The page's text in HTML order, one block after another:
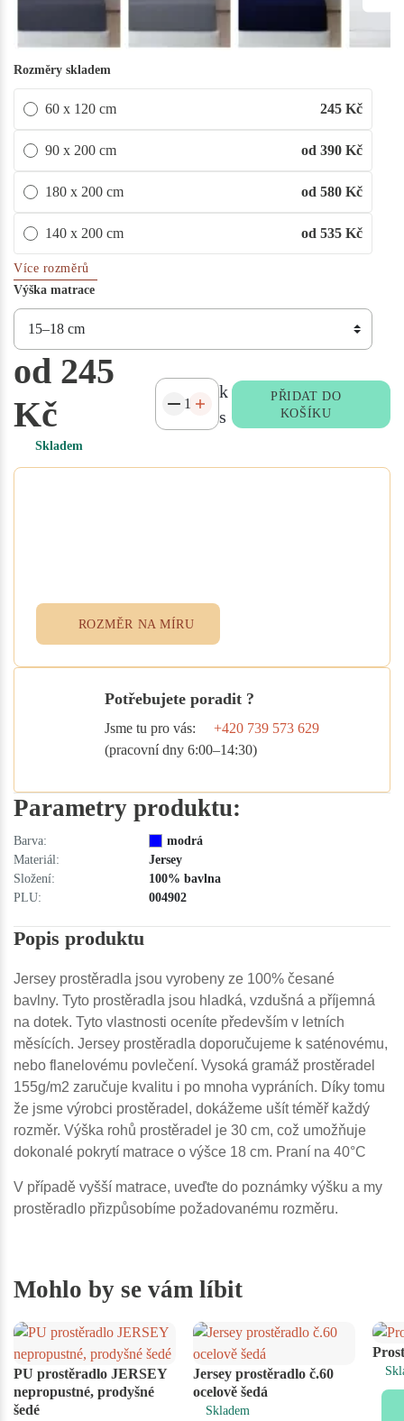
Rozměry skladem
60 x 120 cm 245 Kč
90 x 200 cm od 390 Kč
180 x 200 cm od 580 Kč
140 x 200 cm od 535 Kč
Více rozměrů
Výška matrace
od 245
Kč
Skladem
k
s
PŘIDAT DO
KOŠÍKU
ROZMĚR NA MÍRU
Potřebujete poradit ?
Jsme tu pro vás:
+420 739 573 629
(pracovní dny 6:00–14:30)
Parametry produktu:
Barva:
modrá
Materiál:
Jersey
Složení:
100% bavlna
PLU:
004902
Popis produktu
Jersey prostěradla jsou vyrobeny ze 100% česané
bavlny. Tyto prostěradla jsou hladká, vzdušná a příjemná
na dotek. Tyto vlastnosti oceníte především v letních
měsících. Jersey prostěradla doporučujeme k saténovému,
nebo flanelovému povlečení. Vysoká gramáž prostěradel
155g/m2 zaručuje kvalitu i po mnoha vypráních. Díky tomu
že jsme výrobci prostěradel, dokážeme ušít téměř každý
rozměr. Výška rohů prostěradel je 30 cm, což umožňuje
dokonalé pokrytí matrace o výšce 18 cm. Praní na 40°C
V případě vyšší matrace, uveďte do poznámky výšku a my
prostěradlo přizpůsobíme požadovanému rozměru.
Mohlo by se vám líbit
PU prostěradlo JERSEY
nepropustné, prodyšné
šedé
Jersey prostěradlo č.60
ocelově šedá
Skladem